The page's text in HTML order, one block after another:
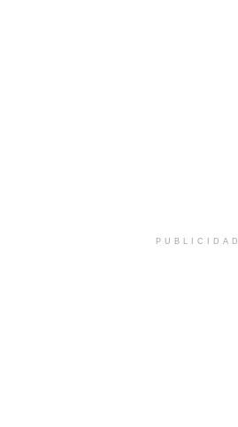
PUBLICIDAD